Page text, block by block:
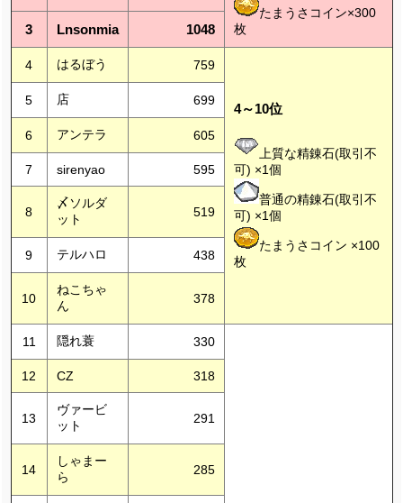
たまうさコイン×300
枚
3 Lnsonmia 1048
4 はるぼう 759
4～10位
上質な精錬石(取引不
可) ×1個
普通の精錬石(取引不
可) ×1個
たまうさコイン ×100
枚
5 店 699
6 アンテラ 605
7 sirenyao 595
8
〆ソルダ
ット
519
9 テルハロ 438
10
ねこちゃ
ん
378
11 隠れ蓑 330
12 CZ 318
13
ヴァービ
ット
291
14
しゃまー
ら
285